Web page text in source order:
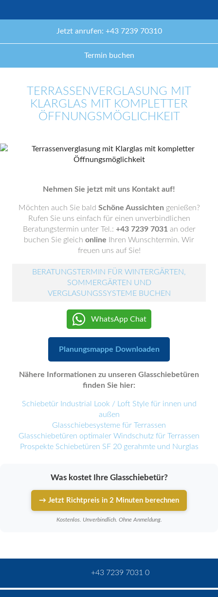
Jetzt anrufen: +43 7239 70310
Termin buchen
TERRASSENVERGLASUNG MIT
KLARGLAS MIT KOMPLETTER
ÖFFNUNGSMÖGLICHKEIT
Nehmen Sie jetzt mit uns Kontakt auf!
Möchten auch Sie bald Schöne Aussichten genießen?
Rufen Sie uns einfach für einen unverbindlichen
Beratungstermin unter Tel.: +43 7239 7031 an oder
buchen Sie gleich online Ihren Wunschtermin. Wir
freuen uns auf Sie!
BERATUNGSTERMIN FÜR WINTERGÄRTEN,
SOMMERGÄRTEN UND
VERGLASUNGSSYSTEME BUCHEN
WhatsApp Chat
Planungsmappe Downloaden
Nähere Informationen zu unseren Glasschiebetüren
finden Sie hier:
Schiebetür Industrial Look / Loft Style für innen und
außen
Glasschiebesysteme für Terrassen
Glasschiebetüren optimaler Windschutz für Terrassen
Prospekte Schiebetüren SF 20 gerahmte und Nurglas
Was kostet Ihre Glasschiebetür?
→ Jetzt Richtpreis in 2 Minuten berechnen
Kostenlos. Unverbindlich. Ohne Anmeldung.
+43 7239 7031 0